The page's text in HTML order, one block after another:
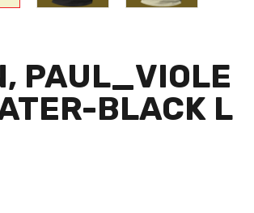
PAUL_VIOLE
BLACK L